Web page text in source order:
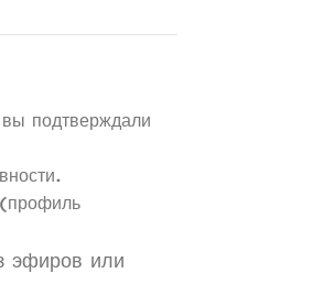
подтверждали
эфиров или